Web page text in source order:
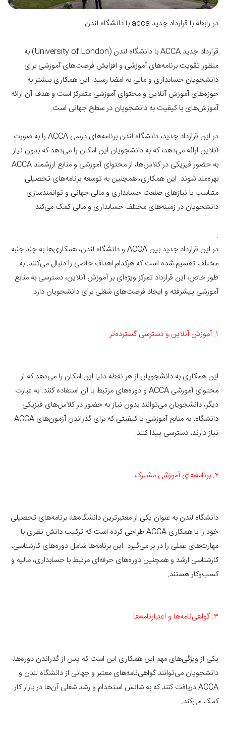
در رابطه با قرارداد جدید acca با دانشگاه لندن
قرارداد جدید ACCA با دانشگاه لندن (University of London) به
منظور تقویت برنامه‌های آموزشی و افزایش فرصت‌های آموزشی برای
دانشجویان حسابداری و مالی به امضا رسید. این همکاری بیشتر به
حوزه‌های آموزش آنلاین و محتوای آموزشی متمرکز است و هدف آن ارائه
آموزش‌های با کیفیت به دانشجویان در سطح جهانی است.
در این قرارداد جدید، دانشگاه لندن برنامه‌های درسی ACCA را به صورت
آنلاین ارائه می‌دهد، که به دانشجویان این امکان را می‌دهد که بدون نیاز
به حضور فیزیکی در کلاس‌ها، از محتوای آموزشی و منابع ارزشمند ACCA
بهره‌مند شوند. این همکاری، همچنین به توسعه برنامه‌های تحصیلی
متناسب با نیازهای صنعت حسابداری و مالی جهانی و توانمندسازی
دانشجویان در زمینه‌های مختلف حسابداری و مالی کمک می‌کند.
.
در این قرارداد جدید بین ACCA و دانشگاه لندن، همکاری‌ها به چند جنبه
مختلف تقسیم شده است که هرکدام اهداف خاصی را دنبال می‌کنند. به
طور خاص، این قرارداد تمرکز ویژه‌ای بر آموزش آنلاین، دسترسی به منابع
آموزشی پیشرفته و ایجاد فرصت‌های شغلی برای دانشجویان دارد.
۱. آموزش آنلاین و دسترسی گسترده‌تر
این همکاری به دانشجویان از هر نقطه دنیا این امکان را می‌دهد که از
محتوای آموزشی ACCA و دوره‌های مرتبط با آن استفاده کنند. به عبارت
دیگر، دانشجویان می‌توانند بدون نیاز به حضور در کلاس‌های فیزیکی
دانشگاه، به منابع آموزشی با کیفیتی که برای گذراندن آزمون‌های ACCA
نیاز دارند، دسترسی پیدا کنند.
۲. برنامه‌های آموزشی مشترک
دانشگاه لندن به عنوان یکی از معتبرترین دانشگاه‌ها، برنامه‌های تحصیلی
خود را با همکاری ACCA طراحی کرده است که ترکیب دانش نظری با
مهارت‌های عملی را در بر می‌گیرد. این برنامه‌ها شامل دوره‌های کارشناسی،
کارشناسی ارشد و همچنین دوره‌های حرفه‌ای مرتبط با حسابداری، مالیه و
کسب‌وکار هستند.
۳. گواهی‌نامه‌ها و اعتبارنامه‌ها
یکی از ویژگی‌های مهم این همکاری این است که پس از گذراندن دوره‌ها،
دانشجویان می‌توانند گواهی‌نامه‌های معتبر و جهانی از دانشگاه لندن و
ACCA دریافت کنند که به شانس استخدام و رشد شغلی آن‌ها در بازار کار
کمک می‌کند.